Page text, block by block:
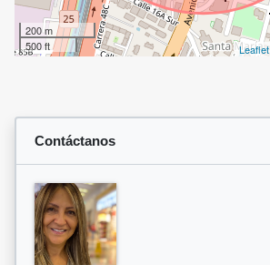
200 m
500 ft
Leaflet
Contáctanos